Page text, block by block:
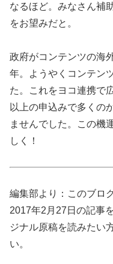
なるほど。みなさん補
をお望みだと。
政府がコンテンツの海
年。ようやくコンテン
た。これをヨコ連携で
以上の申込みで多くの
ませんでした。この機
しく！
編集部より：このブロ
2017年2月27日の記事
ジナル原稿を読みたい
い。